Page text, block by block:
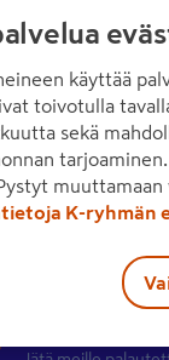
Maalit
käyttää
toivotulla
sekä
K-ryhmän